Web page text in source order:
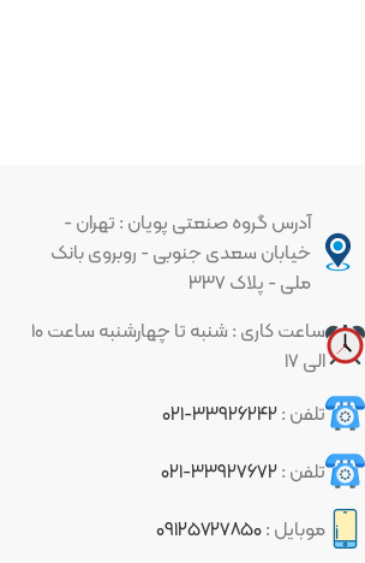
آدرس گروه صنعتی پویان : تهران -
خیابان سعدی جنوبی - روبروی بانک
ملی - پلاک ۳۳۷
ساعت کاری : شنبه تا چهارشنبه ساعت ۱۰
الی ۱۷
تلفن :۳۳۹۲۶۲۴۲-۰۲۱
تلفن :۳۳۹۲۷۶۷۲-۰۲۱
موبایل :۰۹۱۲۵۷۲۷۸۵۰